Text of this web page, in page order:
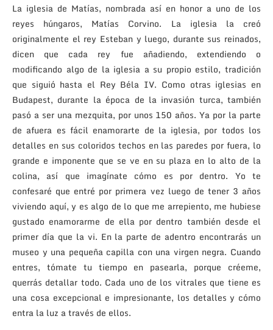
La iglesia de Matías, nombrada así en honor a uno de los
reyes húngaros, Matías Corvino. La iglesia la creó
originalmente el rey Esteban y luego, durante sus reinados,
dicen que cada rey fue añadiendo, extendiendo o
modificando algo de la iglesia a su propio estilo, tradición
que siguió hasta el Rey Béla IV. Como otras iglesias en
Budapest, durante la época de la invasión turca, también
pasó a ser una mezquita, por unos 150 años. Ya por la parte
de afuera es fácil enamorarte de la iglesia, por todos los
detalles en sus coloridos techos en las paredes por fuera, lo
grande e imponente que se ve en su plaza en lo alto de la
colina, así que imagínate cómo es por dentro. Yo te
confesaré que entré por primera vez luego de tener 3 años
viviendo aquí, y es algo de lo que me arrepiento, me hubiese
gustado enamorarme de ella por dentro también desde el
primer día que la vi. En la parte de adentro encontrarás un
museo y una pequeña capilla con una virgen negra. Cuando
entres, tómate tu tiempo en pasearla, porque créeme,
querrás detallar todo. Cada uno de los vitrales que tiene es
una cosa excepcional e impresionante, los detalles y cómo
entra la luz a través de ellos.